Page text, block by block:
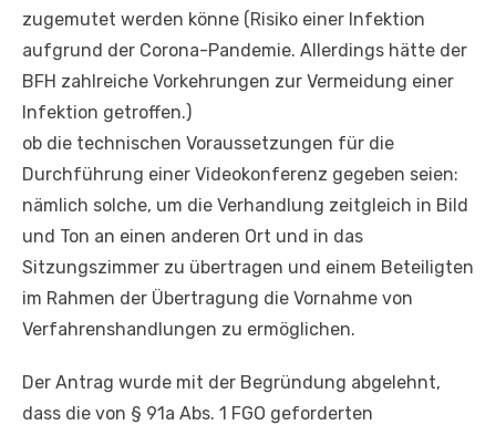
zugemutet werden könne (Risiko einer Infektion
aufgrund der Corona-Pandemie. Allerdings hätte der
BFH zahlreiche Vorkehrungen zur Vermeidung einer
Infektion getroffen.)
ob die technischen Voraussetzungen für die
Durchführung einer Videokonferenz gegeben seien:
nämlich solche, um die Verhandlung zeitgleich in Bild
und Ton an einen anderen Ort und in das
Sitzungszimmer zu übertragen und einem Beteiligten
im Rahmen der Übertragung die Vornahme von
Verfahrenshandlungen zu ermöglichen.
Der Antrag wurde mit der Begründung abgelehnt,
dass die von § 91a Abs. 1 FGO geforderten